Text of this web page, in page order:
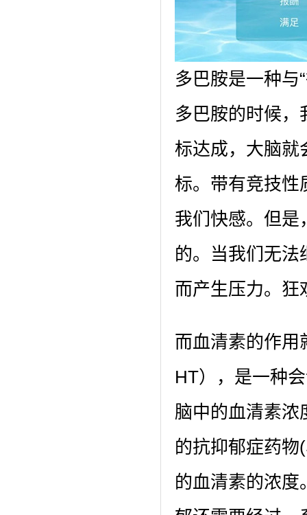
多巴胺是一种与
多巴胺的时候，
标达成，大脑就
标。带有竞技性
我们快感。但是
的。当我们无法
而产生压力。狂
而血清素的作用
HT），是一种
脑中的血清素浓
的抗抑郁症药
的血清素的浓